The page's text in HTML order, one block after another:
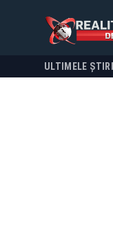
ULTIMELE ȘTIRI